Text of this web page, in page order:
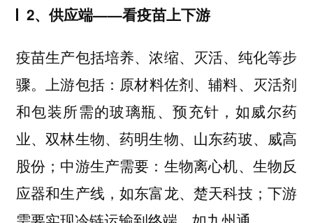
2、供应端——看疫苗上下游
疫苗生产包括培养、浓缩、灭活、纯化等步
骤。
上游包括：原材料佐剂、辅料、灭活剂
和包装所需的玻璃瓶、预充针，如威尔药
业、双林生物、药明生物、山东药玻、威高
股份；中游生产需要：生物离心机、生物反
应器和生产线，如东富龙、楚天科技；下游